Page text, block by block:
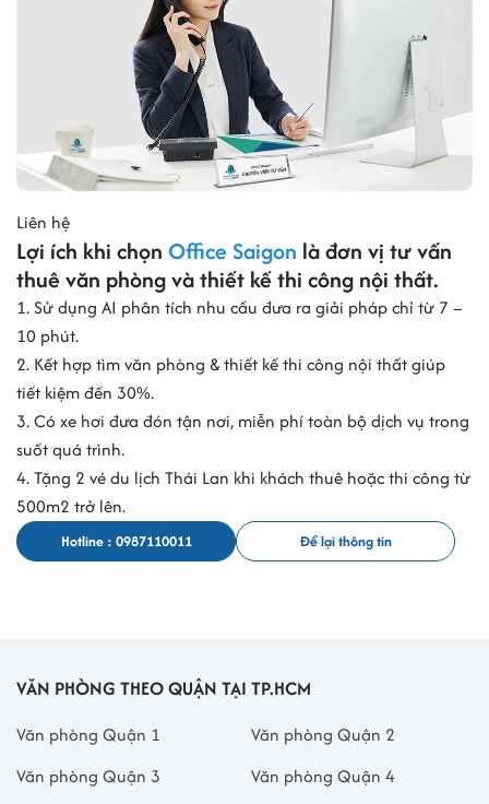
Liên hệ
Lợi ích khi chọn Office Saigon là đơn vị tư vấn
thuê văn phòng và thiết kế thi công nội thất.
1. Sử dụng AI phân tích nhu cầu đưa ra giải pháp chỉ từ 7 –
10 phút.
2. Kết hợp tìm văn phòng & thiết kế thi công nội thất giúp
tiết kiệm đến 30%.
3. Có xe hơi đưa đón tận nơi, miễn phí toàn bộ dịch vụ trong
suốt quá trình.
4. Tặng 2 vé du lịch Thái Lan khi khách thuê hoặc thi công từ
500m2 trở lên.
Hotline : 0987110011 Để lại thông tin
VĂN PHÒNG THEO QUẬN TẠI TP.HCM
Văn phòng Quận 1
Văn phòng Quận 2
Văn phòng Quận 3
Văn phòng Quận 4